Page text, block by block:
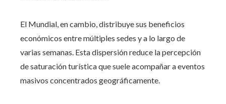
El Mundial, en cambio, distribuye sus beneficios
económicos entre múltiples sedes y a lo largo de
varias semanas. Esta dispersión reduce la percepción
de saturación turística que suele acompañar a eventos
masivos concentrados geográficamente.